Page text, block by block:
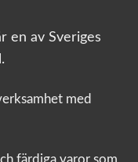
en av Sveriges
med
färdiga varor som